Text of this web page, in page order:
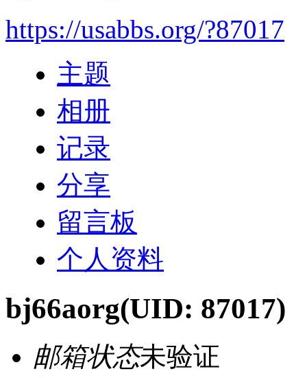
https://usabbs.org/?87017
主题
相册
记录
分享
留言板
个人资料
bj66aorg(UID: 87017)
邮箱状态未验证